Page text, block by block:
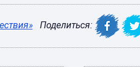
Поделиться: